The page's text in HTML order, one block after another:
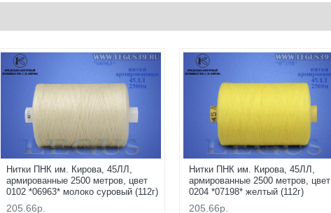
Нитки ПНК им. Кирова, 45ЛЛ,
армированные 2500 метров, цвет
0102 *06963* молоко суровый (112г)
205.66р.
Нитки ПНК им. Кирова, 45ЛЛ,
армированные 2500 метров, цвет
0204 *07198* желтый (112г)
205.66р.